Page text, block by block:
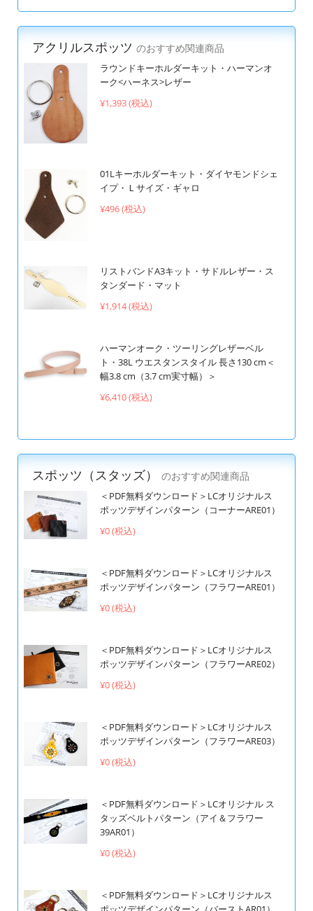
アクリルスポッツ のおすすめ関連商品
ラウンドキーホルダーキット・ハーマンオ
ーク<ハーネス>レザー
¥1,393 (税込)
01Lキーホルダーキット・ダイヤモンドシェ
イプ・Ｌサイズ・ギャロ
¥496 (税込)
リストバンドA3キット・サドルレザー・ス
タンダード・マット
¥1,914 (税込)
ハーマンオーク・ツーリングレザーベル
ト・38L ウエスタンスタイル 長さ130 cm＜
幅3.8 cm（3.7 cm実寸幅）＞
¥6,410 (税込)
スポッツ（スタッズ）
のおすすめ関連商品
＜PDF無料ダウンロード＞LCオリジナルス
ポッツデザインパターン（コーナーARE01）
¥0 (税込)
＜PDF無料ダウンロード＞LCオリジナルス
ポッツデザインパターン（フラワーARE01）
¥0 (税込)
＜PDF無料ダウンロード＞LCオリジナルス
ポッツデザインパターン（フラワーARE02）
¥0 (税込)
＜PDF無料ダウンロード＞LCオリジナルス
ポッツデザインパターン（フラワーARE03）
¥0 (税込)
＜PDF無料ダウンロード＞LCオリジナル ス
タッズベルトパターン（アイ＆フラワー
39AR01）
¥0 (税込)
＜PDF無料ダウンロード＞LCオリジナルス